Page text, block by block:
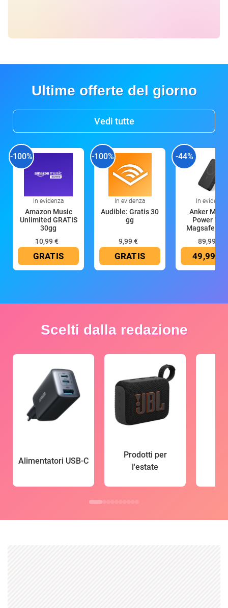
Ultime offerte del giorno
Vedi tutte
-100%
In evidenza
Amazon Music
Unlimited GRATIS
30gg
10,99 €
GRATIS
-100%
In evidenza
Audible: Gratis 30
gg
9,99 €
GRATIS
-44%
In evidenza
Anker
Power
Magsafe
89,99 €
49,99 €
Scelti dalla redazione
Alimentatori USB-C
Prodotti per
l'estate